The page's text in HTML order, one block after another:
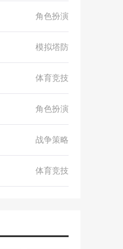
角色扮演
模拟塔防
体育竞技
角色扮演
战争策略
体育竞技